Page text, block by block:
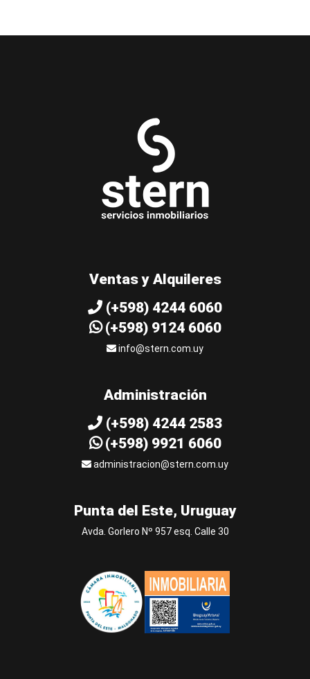
Ventas y Alquileres
(+598) 4244 6060
(+598) 9124 6060
info@stern.com.uy
Administración
(+598) 4244 2583
(+598) 9921 6060
administracion@stern.com.uy
Punta del Este, Uruguay
Avda. Gorlero Nº 957 esq. Calle 30